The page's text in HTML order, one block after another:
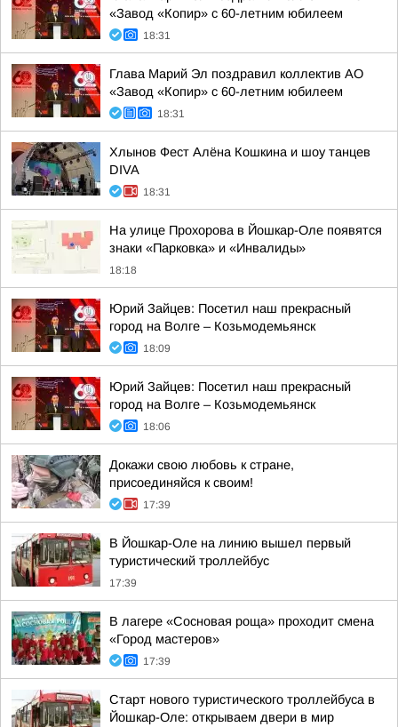
«Завод «Копир» с 60-летним юбилеем
18:31
Глава Марий Эл поздравил коллектив АО
«Завод «Копир» с 60-летним юбилеем
18:31
Хлынов Фест Алёна Кошкина и шоу танцев
DIVA
18:31
На улице Прохорова в Йошкар-Оле появятся
знаки «Парковка» и «Инвалиды»
18:18
Юрий Зайцев: Посетил наш прекрасный
город на Волге – Козьмодемьянск
18:09
Юрий Зайцев: Посетил наш прекрасный
город на Волге – Козьмодемьянск
18:06
Докажи свою любовь к стране,
присоединяйся к своим!
17:39
В Йошкар-Оле на линию вышел первый
туристический троллейбус
17:39
В лагере «Сосновая роща» проходит смена
«Город мастеров»
17:39
Старт нового туристического троллейбуса в
Йошкар-Оле: открываем двери в мир